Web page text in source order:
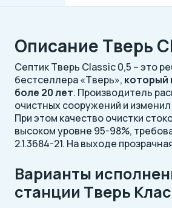
Описание Тверь
Септик Тверь Classic 0,5 – это
бестселлера «Тверь», который
боле 20 лет. Производитель
очистных сооружений и
При этом качество очистки
высоком уровне 95-98%,
2.1.3684-21. На выходе
Варианты
станции Тверь